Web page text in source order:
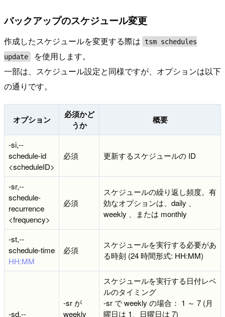
バックアップのスケジュール変更
作成したスケジュールを変更する際は tsm schedules
update
を使用します。
一部は、スケジュール設定と同様ですが、オプションは以下
の通りです。
オプション
必須かど
うか
概要
-si,--
schedule-id
<scheduleID>
必須 更新するスケジュールの ID
-sr,--
schedule-
recurrence
<frequency>
必須
スケジュールの繰り返し頻度。有
効なオプションは、daily 、
weekly 、または monthly
-st,--
schedule-time
HH:MM
必須
スケジュールを実行する必要があ
る時刻 (24 時間形式: HH:MM)
-sd,--
-sr が
weekly
スケジュールを実行する日付レベ
ルのタイミング
-sr で weekly の場合： 1 ～ 7 (月
曜日は 1、日曜日は 7)